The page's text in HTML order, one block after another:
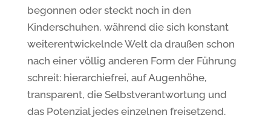
begonnen oder steckt noch in den
Kinderschuhen, während die sich konstant
weiterentwickelnde Welt da draußen schon
nach einer völlig anderen Form der Führung
schreit: hierarchiefrei, auf Augenhöhe,
transparent, die Selbstverantwortung und
das Potenzial jedes einzelnen freisetzend.